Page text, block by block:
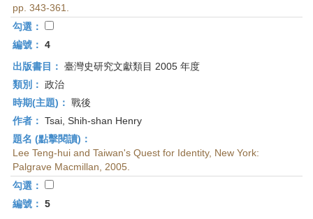
pp. 343-361.
勾選：
編號： 4
出版書目： 臺灣史研究文獻類目 2005 年度
類別： 政治
時期(主題)： 戰後
作者： Tsai, Shih-shan Henry
題名 (點擊閱讀)：
Lee Teng-hui and Taiwan's Quest for Identity, New York:
Palgrave Macmillan, 2005.
勾選：
編號： 5